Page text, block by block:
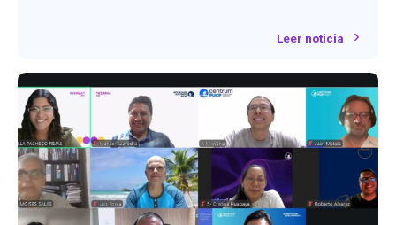
Leer noticia